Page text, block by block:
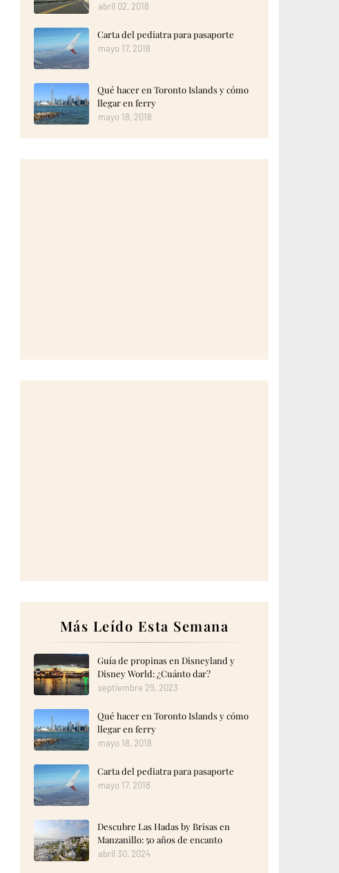
abril 02, 2018
Carta del pediatra para pasaporte
mayo 17, 2018
Qué hacer en Toronto Islands y cómo
llegar en ferry
mayo 18, 2018
Más Leído Esta Semana
Guía de propinas en Disneyland y
Disney World: ¿Cuánto dar?
septiembre 29, 2023
Qué hacer en Toronto Islands y cómo
llegar en ferry
mayo 18, 2018
Carta del pediatra para pasaporte
mayo 17, 2018
Descubre Las Hadas by Brisas en
Manzanillo: 50 años de encanto
abril 30, 2024